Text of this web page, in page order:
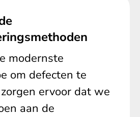
modernste
om defecten te
ervoor dat we
aan de